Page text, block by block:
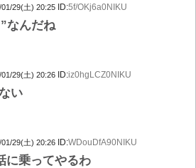
01/29(土) 20:25 ID:5f/OKj6a0NIKU
なんだね
01/29(土) 20:26 ID:iz0hgLCZ0NIKU
い
01/29(土) 20:26 ID:WDouDfA90NIKU
に乗ってやるわ